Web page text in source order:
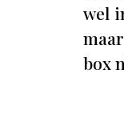
wel
box